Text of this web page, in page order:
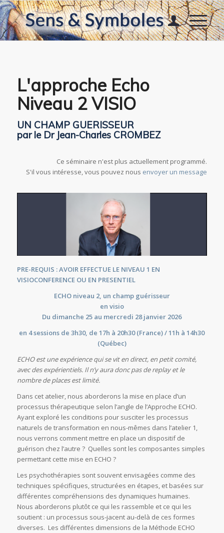
L'approche Echo
Niveau 2 VISIO
UN CHAMP GUERISSEUR
parle Dr Jean-Charles CROMBEZ
Ce séminaire n'est plus actuellement programmé.
S'il vous intéresse, vous pouvez nous envoyer un message
PRE-REQUIS : AVOIR EFFECTUE LE NIVEAU 1 EN
VISIOCONFERENCE OU EN PRESENTIEL
ECHO niveau 2, un champ guérisseur
en visio
Du dimanche 25 au mercredi 28 janvier 2026
en 4 sessions de 3h30, de 17h à 20h30 (France) / 11h à 14h30
(Québec)
ECHO est une expérience qui se vit en direct, en petit comité,
avec des expérientiels. Il n’y aura donc pas de replay et le
nombre de places est limité.
Dans cet atelier, nous aborderons la mise en place d’un
processus thérapeutique selon l’angle de l’Approche ECHO.
Ayant exploré les conditions pour susciter les processus
naturels de transformation en nous-mêmes dans l’atelier 1,
nous verrons comment mettre en place un dispositif de
guérison chez l’autre ? Quelles sont les composantes simples
permettant cette mise en ECHO ?
Les psychothérapies sont souvent envisagées comme des
techniques spécifiques, structurées en étapes, et basées sur
différentes compréhensions des dynamiques humaines.
Nous aborderons plutôt ce qui les rassemble et ce qui les
soutient : un processus sous-jacent au-delà de ces formes
diverses. Les différentes dimensions de la Méthode ECHO